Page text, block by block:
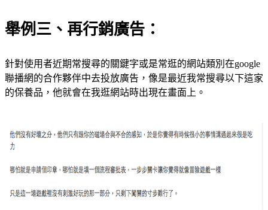
舉例三、再行銷廣告：
針對使用者近期常搜尋的關鍵字或是常逛的網站類別在google
聯播網的合作夥伴中去投放廣告，像是最近我常搜尋以下這家
的保養品，他就會在我逛網站時出現在畫面上。